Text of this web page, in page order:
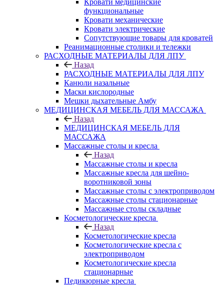
функциональные
Кровати механические
Кровати электрические
Сопутствующие товары для кроватей
Реанимационные столики и тележки
РАСХОДНЫЕ МАТЕРИАЛЫ ДЛЯ ЛПУ
Назад
РАСХОДНЫЕ МАТЕРИАЛЫ ДЛЯ ЛПУ
Канюли назальные
Маски кислородные
Мешки дыхательные Амбу
МЕДИЦИНСКАЯ МЕБЕЛЬ ДЛЯ МАССАЖА
Назад
МЕДИЦИНСКАЯ МЕБЕЛЬ ДЛЯ
МАССАЖА
Массажные столы и кресла
Назад
Массажные столы и кресла
Массажные кресла для шейно-
воротниковой зоны
Массажные столы с электроприводом
Массажные столы стационарные
Массажные столы складные
Косметологические кресла
Назад
Косметологические кресла
Косметологические кресла с
электроприводом
Косметологические кресла
стационарные
Педикюрные кресла